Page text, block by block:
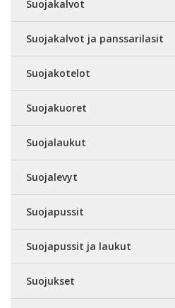
Suojakalvot
Suojakalvot ja panssarilasit
Suojakotelot
Suojakuoret
Suojalaukut
Suojalevyt
Suojapussit
Suojapussit ja laukut
Suojukset